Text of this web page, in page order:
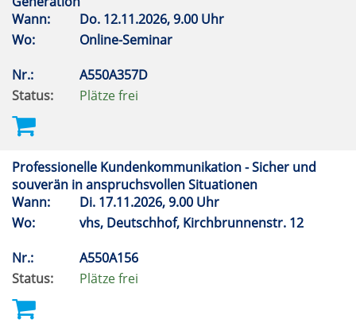
Wann:
Do. 12.11.2026, 9.00 Uhr
Wo:
Online-Seminar
Nr.:
A550A357D
Status:
Plätze frei
Professionelle Kundenkommunikation - Sicher und
souverän in anspruchsvollen Situationen
Wann:
Di. 17.11.2026, 9.00 Uhr
Wo:
vhs, Deutschhof, Kirchbrunnenstr. 12
Nr.:
A550A156
Status:
Plätze frei